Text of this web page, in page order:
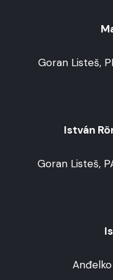
Goran Listeš,
István
Goran Listeš,